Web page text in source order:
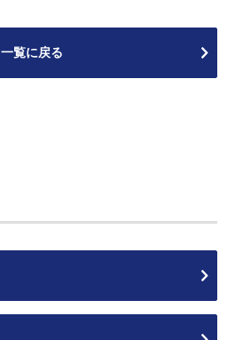
一覧に戻る